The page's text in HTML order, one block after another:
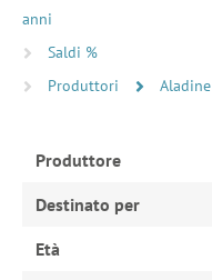
anni
Saldi %
Produttori
Aladine
Produttore
Destinato per
Età